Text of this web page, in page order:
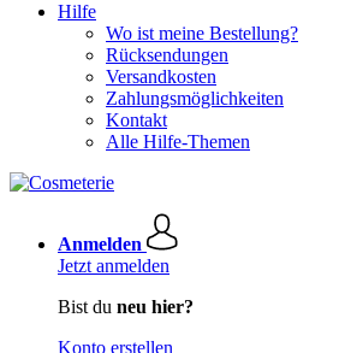
Hilfe
Wo ist meine Bestellung?
Rücksendungen
Versandkosten
Zahlungsmöglichkeiten
Kontakt
Alle Hilfe-Themen
Anmelden
Jetzt anmelden
Bist du neu hier?
Konto erstellen